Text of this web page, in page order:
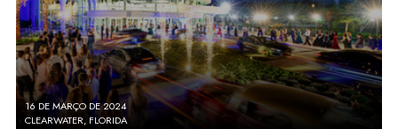
16 DE MARÇO DE 2024
CLEARWATER, FLORIDA